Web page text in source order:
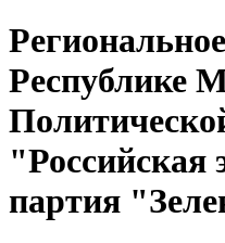
Республике
"Российская
партия